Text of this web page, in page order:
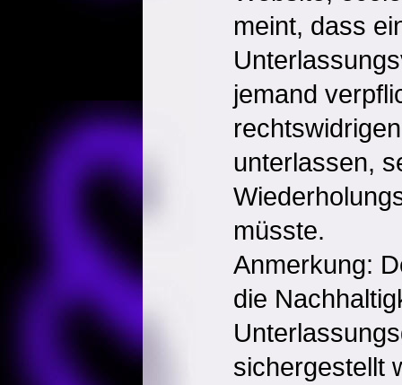
meint, dass
jemand
unterlassen,
müsste.
Anmerkung:
die
sichergestellt